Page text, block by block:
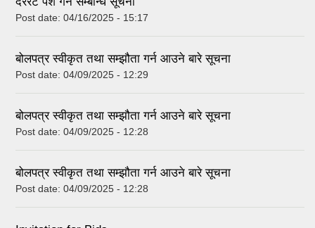
Post date: 04/16/2025 - 15:17
बोलपत्र स्वीकृत तथा सम्झौता गर्न आउने बारे सूचना
Post date: 04/09/2025 - 12:29
बोलपत्र स्वीकृत तथा सम्झौता गर्न आउने बारे सूचना
Post date: 04/09/2025 - 12:28
बोलपत्र स्वीकृत तथा सम्झौता गर्न आउने बारे सूचना
Post date: 04/09/2025 - 12:28